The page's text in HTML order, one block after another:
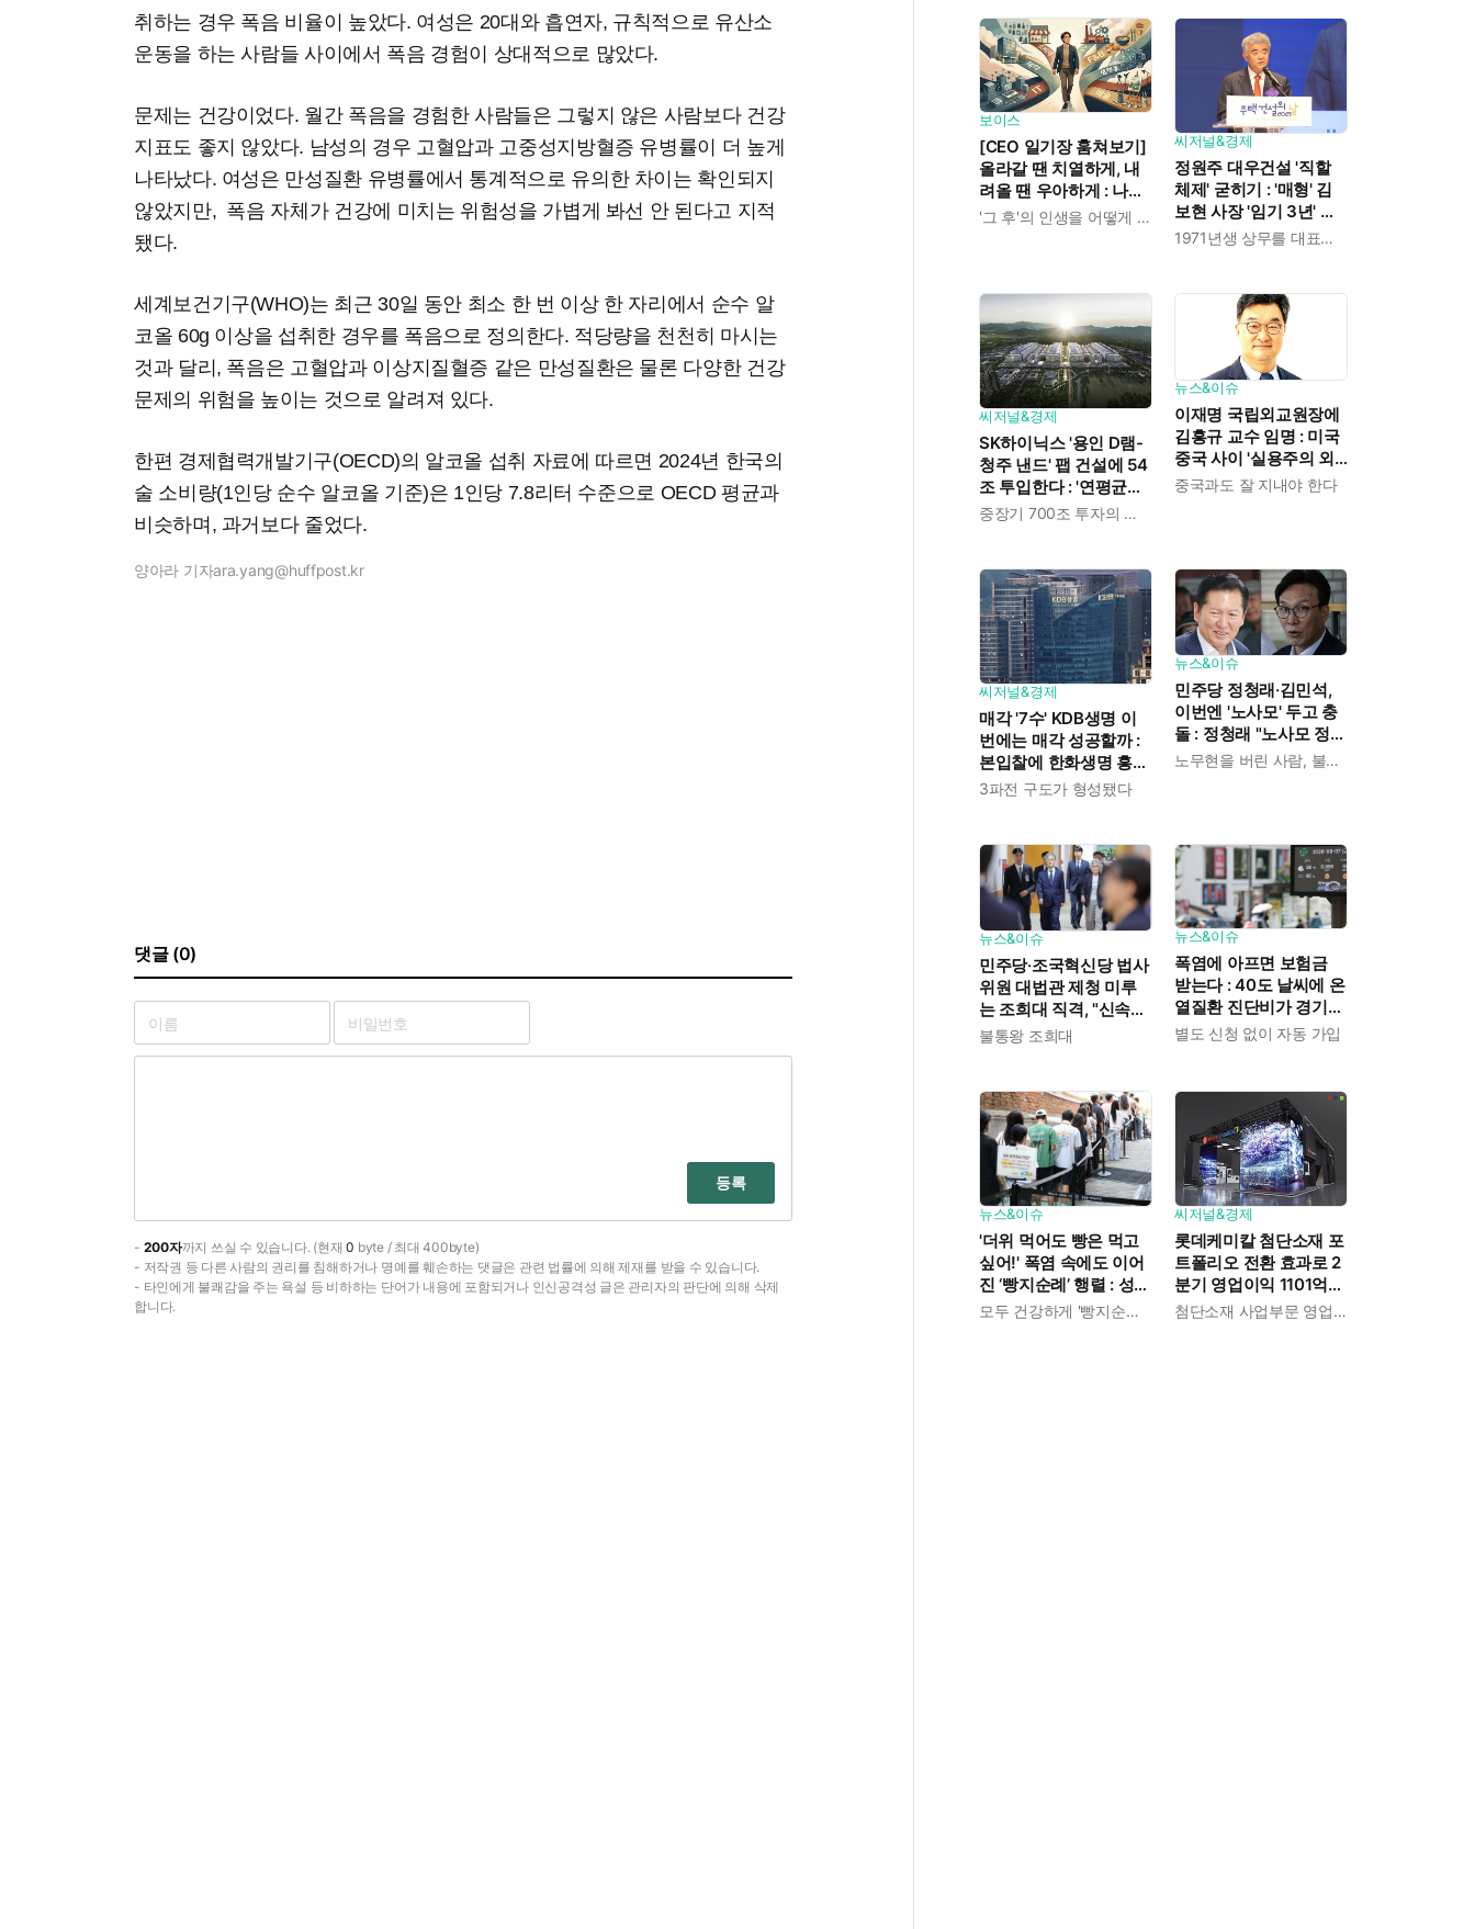
취하는 경우 폭음 비율이 높았다. 여성은 20대와 흡연자, 규칙적으로 유산소
운동을 하는 사람들 사이에서 폭음 경험이 상대적으로 많았다.
문제는 건강이었다. 월간 폭음을 경험한 사람들은 그렇지 않은 사람보다 건강
지표도 좋지 않았다. 남성의 경우 고혈압과 고중성지방혈증 유병률이 더 높게
나타났다. 여성은 만성질환 유병률에서 통계적으로 유의한 차이는 확인되지
않았지만, 폭음 자체가 건강에 미치는 위험성을 가볍게 봐선 안 된다고 지적
됐다.
세계보건기구(WHO)는 최근 30일 동안 최소 한 번 이상 한 자리에서 순수 알
코올 60g 이상을 섭취한 경우를 폭음으로 정의한다. 적당량을 천천히 마시는
것과 달리, 폭음은 고혈압과 이상지질혈증 같은 만성질환은 물론 다양한 건강
문제의 위험을 높이는 것으로 알려져 있다.
한편 경제협력개발기구(OECD)의 알코올 섭취 자료에 따르면 2024년 한국의
술 소비량(1인당 순수 알코올 기준)은 1인당 7.8리터 수준으로 OECD 평균과
비슷하며, 과거보다 줄었다.
양아라 기자ara.yang@huffpost.kr
댓글 (0)
등록
- 200자까지 쓰실 수 있습니다. (현재0 byte / 최대 400byte)
- 저작권 등 다른 사람의 권리를 침해하거나 명예를 훼손하는 댓글은 관련 법률에 의해 제재를 받을 수 있습니다.
- 타인에게 불쾌감을 주는 욕설 등 비하하는 단어가 내용에 포함되거나 인신공격성 글은 관리자의 판단에 의해 삭제
합니다.
보이스
[CEO 일기장 훔쳐보기]
올라갈 땐 치열하게, 내
려올 땐 우아하게 : 나만
의 커리어 설계법
'그 후'의 인생을 어떻게 살 것인가
씨저널&경제
정원주 대우건설 '직할
체제' 굳히기 : '매형' 김
보현 사장 '임기 3년' 받
고 4개월 만에 물러났다
1971년생 상무를 대표이사로 발탁
씨저널&경제
SK하이닉스 '용인 D램-
청주 낸드' 팹 건설에 54
조 투입한다 : '연평균
19% 성장' 메모리 수요중장기 700조 투자의 단계적 이행
뉴스&이슈
이재명 국립외교원장에
김흥규 교수 임명 : 미국
중국 사이 '실용주의 외
교론' 강조한 인물이다
중국과도 잘 지내야 한다
씨저널&경제
매각 '7수' KDB생명 이
번에는 매각 성공할까 :
본입찰에 한화생명 흥국
생명 한국금융지주 최종
3파전 구도가 형성됐다
뉴스&이슈
민주당 정청래·김민석,
이번엔 '노사모' 두고 충
돌 : 정청래 "노사모 정신
으로 승리" vs 김민석 측노무현을 버린 사람, 불편하겠지
뉴스&이슈
민주당·조국혁신당 법사
위원 대법관 제청 미루
는 조희대 직격, "신속한
재판 약속도 저버려"
불통왕 조희대
뉴스&이슈
폭염에 아프면 보험금
받는다 : 40도 날씨에 온
열질환 진단비가 경기도
민에게 주어진다
별도 신청 없이 자동 가입
뉴스&이슈
'더위 먹어도 빵은 먹고
싶어!' 폭염 속에도 이어
진 ‘빵지순례’ 행렬 : 성심
당이 대기 손님 위해 준모두 건강하게 '빵지순례' 마치시길.
씨저널&경제
롯데케미칼 첨단소재 포
트폴리오 전환 효과로 2
분기 영업이익 1101억
흑자전환 : 대산·여수 사첨단소재 사업부문 영업이익 1325억 원